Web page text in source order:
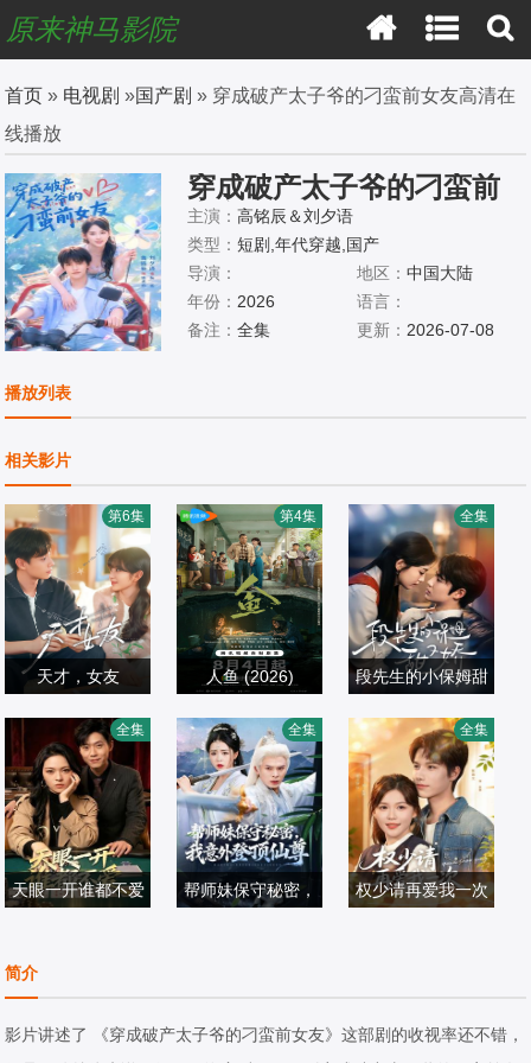
原来神马影院
首页 » 电视剧 »国产剧 » 穿成破产太子爷的刁蛮前女友高清在
线播放
穿成破产太子爷的刁蛮前
女友
主演：高铭辰＆刘夕语
类型：短剧,年代穿越,国产
导演：
地区： 中国大陆
年份： 2026
语言：
备注：全集 更新： 2026-07-08
播放列表
相关影片
天才，女友
伟明,安沺,夏浩然
国产剧
2026/中国大陆
第6集
人鱼 (2026)
钿甜,董勇,张帆,陈
创,何思甜,张棪琰,
罗海琼,是安,赵健,
段钰,董向荣,薛佳
凝,方晓东,李庆誉,
国产剧
2026/中国大陆
第4集
段先生的小保姆甜
国产剧
2026/中国大陆
全集
天眼一开谁都不爱
国产剧
2026/中国大陆
全集
帮师妹保守秘密，
2026/中国大陆
全集
权少请再爱我一次
2026/中国大陆
全集
简介
影片讲述了 《穿成破产太子爷的刁蛮前女友》这部剧的收视率还不错，